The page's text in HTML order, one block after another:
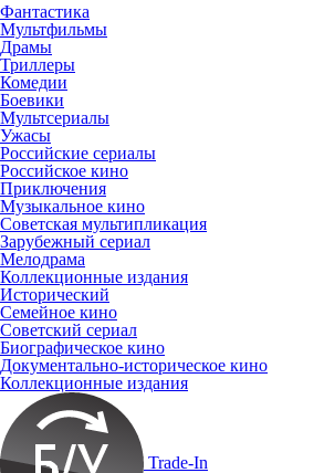
Фантастика
Мультфильмы
Драмы
Триллеры
Комедии
Боевики
Мультсериалы
Ужасы
Российские сериалы
Российское кино
Приключения
Музыкальное кино
Советская мультипликация
Зарубежный сериал
Мелодрама
Коллекционные издания
Исторический
Семейное кино
Советский сериал
Биографическое кино
Документально-историческое кино
Коллекционные издания
Trade-In